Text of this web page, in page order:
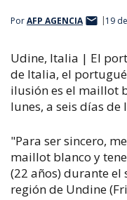
PorAFP AGENCIA 19
Udine, Italia | El
de Italia, el
ilusión es el maillot
lunes, a seis días
"Para ser sincero,
maillot blanco y
(22 años) durante el
región de Undine